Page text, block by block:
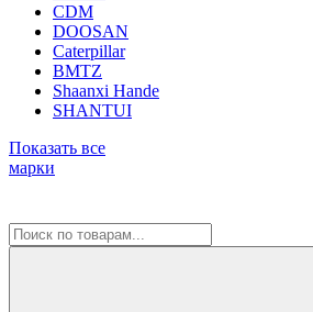
CDM
DOOSAN
Caterpillar
BMTZ
Shaanxi Hande
SHANTUI
Показать все
марки